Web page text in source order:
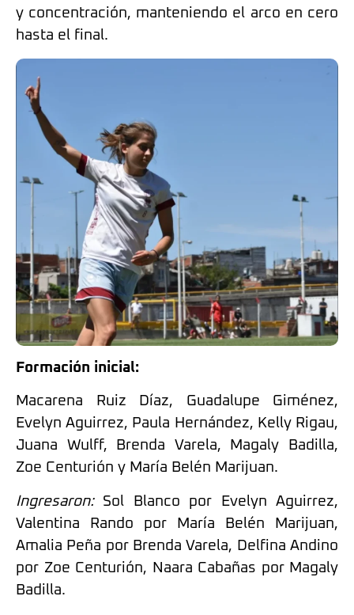
y concentración, manteniendo el arco en cero
hasta el final.
Formación inicial:
Macarena Ruiz Díaz, Guadalupe Giménez,
Evelyn Aguirrez, Paula Hernández, Kelly Rigau,
Juana Wulff, Brenda Varela, Magaly Badilla,
Zoe Centurión y María Belén Marijuan.
Ingresaron:Sol Blanco por Evelyn Aguirrez,
Valentina Rando por María Belén Marijuan,
Amalia Peña por Brenda Varela, Delfina Andino
por Zoe Centurión, Naara Cabañas por Magaly
Badilla.